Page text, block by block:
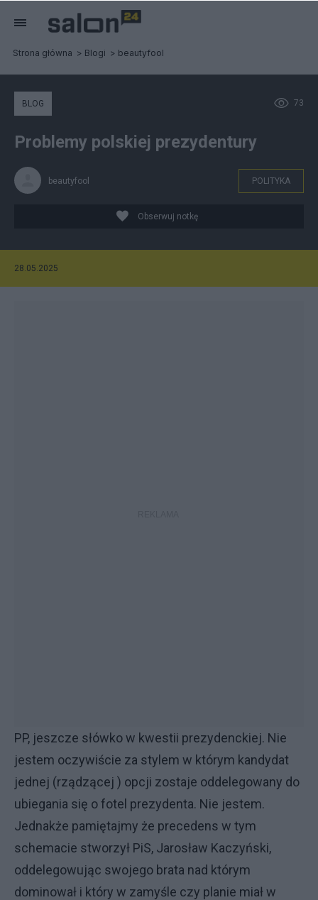
Strona główna Blogi beautyfool
73
BLOG
Problemy polskiej prezydentury
beautyfool POLITYKA
Obserwuj notkę
28.05.2025
PP, jeszcze słówko w kwestii prezydenckiej. Nie
jestem oczywiście za stylem w którym kandydat
jednej (rządzącej ) opcji zostaje oddelegowany do
ubiegania się o fotel prezydenta. Nie jestem.
Jednakże pamiętajmy że precedens w tym
schemacie stworzył PiS, Jarosław Kaczyński,
oddelegowując swojego brata nad którym
dominował i który w zamyśle czy planie miał w